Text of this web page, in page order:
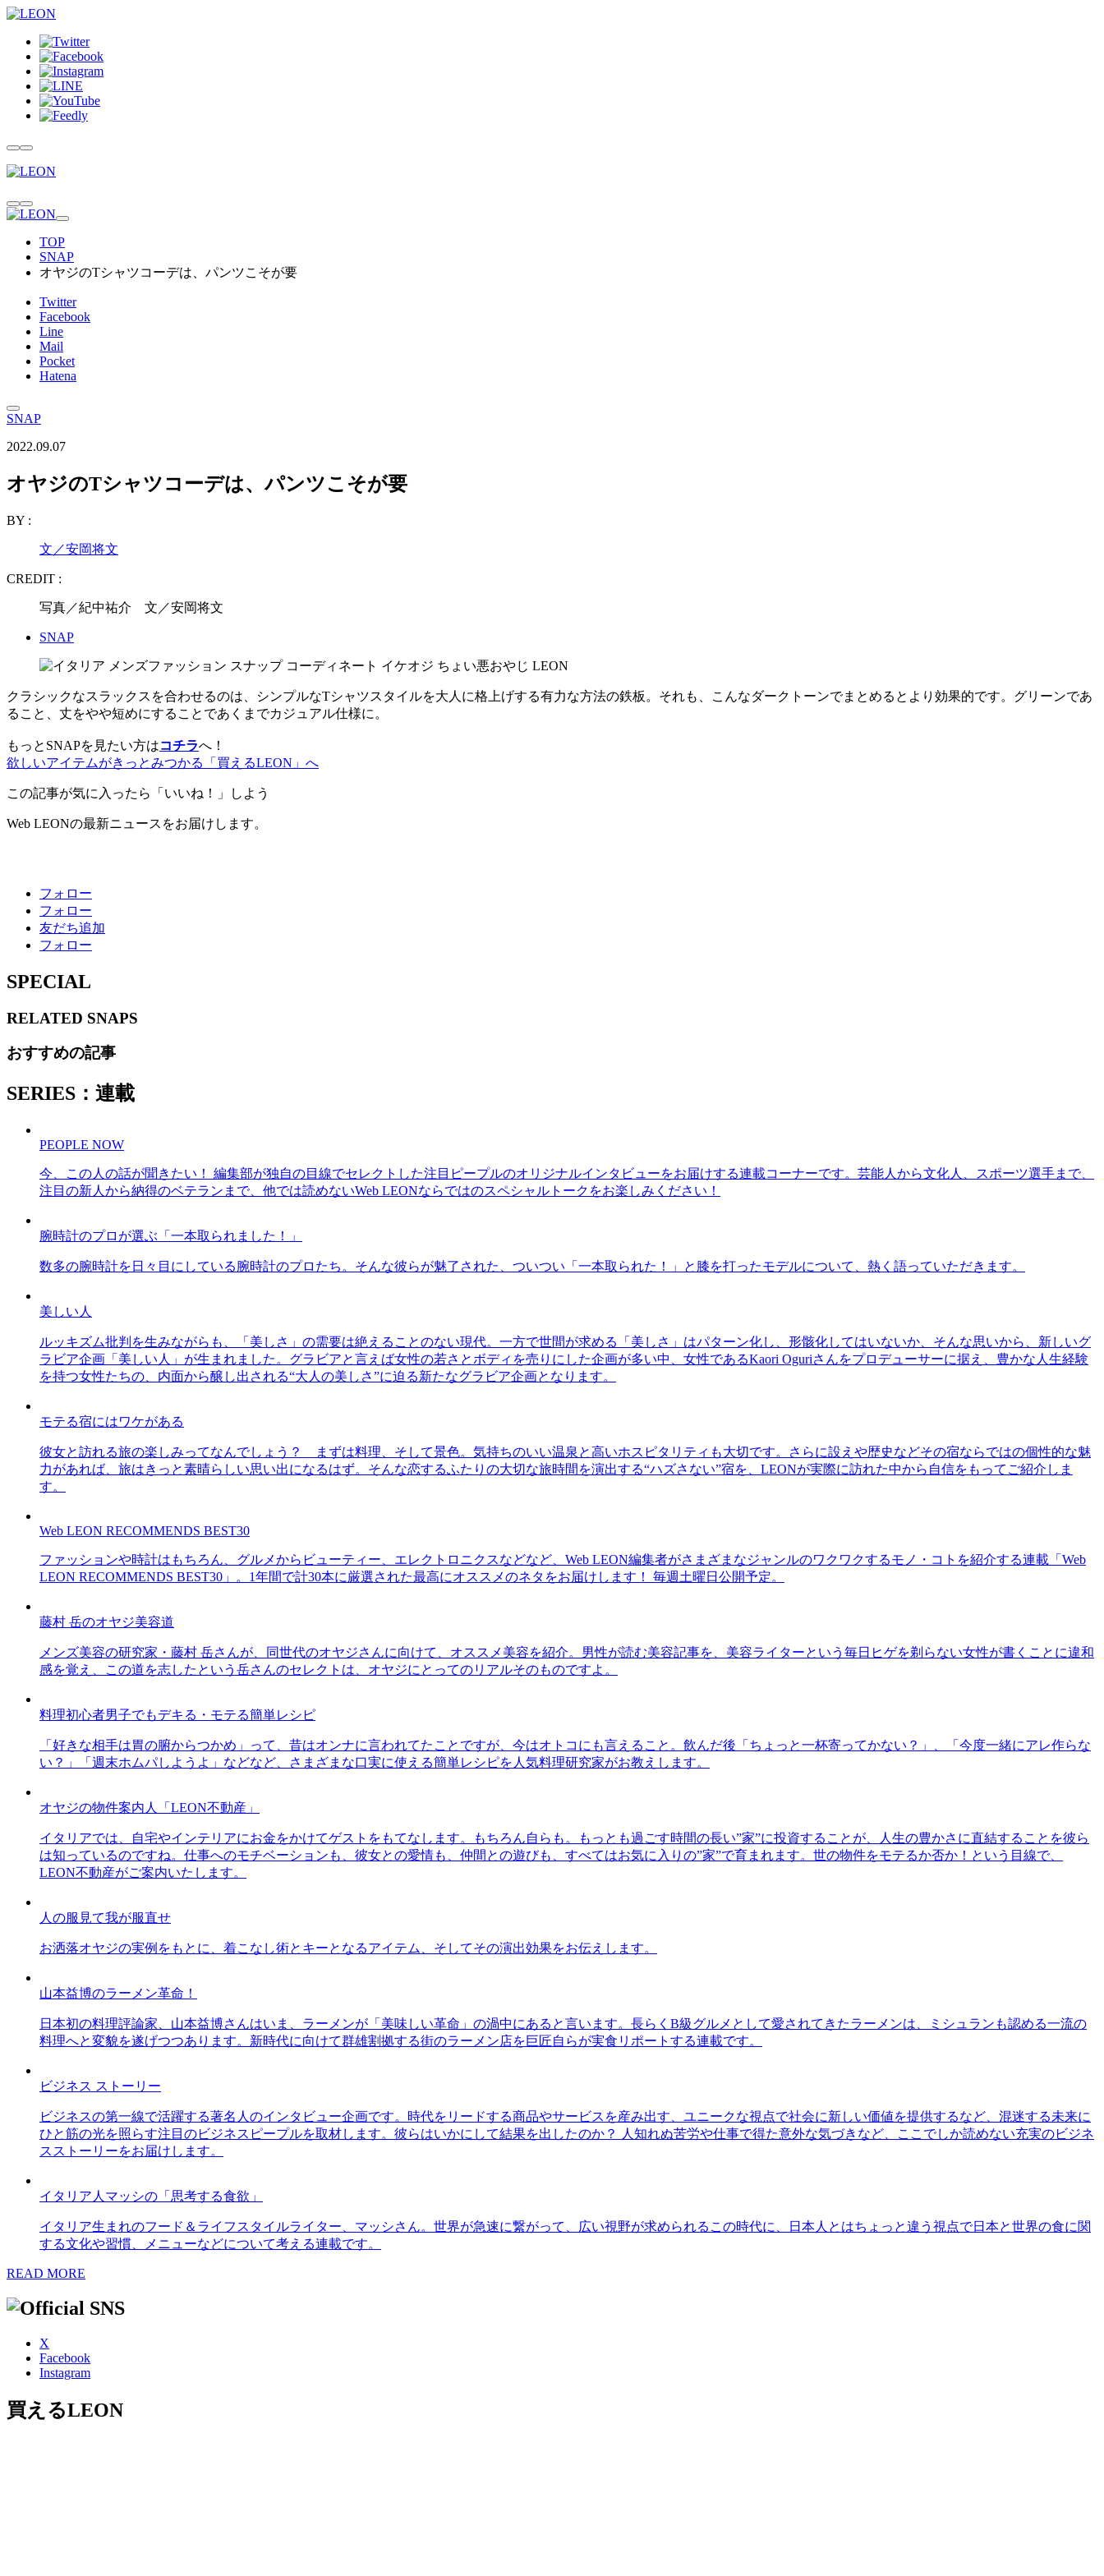
TOP
SNAP
オヤジのTシャツコーデは、パンツこそが要
Twitter
Facebook
Line
Mail
Pocket
Hatena
SNAP
2022.09.07
オヤジのTシャツコーデは、パンツこそが要
BY :
文／安岡将文
CREDIT :
写真／紀中祐介 文／安岡将文
SNAP
クラシックなスラックスを合わせるのは、シンプルなTシャツスタイルを大人に格上げする有力な方法の鉄板。それも、こんなダークトーンでまとめるとより効果的です。グリーンであ
ること、丈をやや短めにすることであくまでカジュアル仕様に。
もっとSNAPを見たい方はコチラへ！
欲しいアイテムがきっとみつかる「買えるLEON」へ
この記事が気に入ったら「いいね！」しよう
Web LEONの最新ニュースをお届けします。
フォロー
フォロー
友だち追加
フォロー
SPECIAL
RELATED SNAPS
おすすめの記事
SERIES：連載
PEOPLE NOW
今、この人の話が聞きたい！ 編集部が独自の目線でセレクトした注目ピープルのオリジナルインタビューをお届けする連載コーナーです。芸能人から文化人、スポーツ選手まで、
注目の新人から納得のベテランまで、他では読めないWeb LEONならではのスペシャルトークをお楽しみください！
腕時計のプロが選ぶ「一本取られました！」
数多の腕時計を日々目にしている腕時計のプロたち。そんな彼らが魅了された、ついつい「一本取られた！」と膝を打ったモデルについて、熱く語っていただきます。
美しい人
ルッキズム批判を生みながらも、「美しさ」の需要は絶えることのない現代。一方で世間が求める「美しさ」はパターン化し、形骸化してはいないか、そんな思いから、新しいグ
ラビア企画「美しい人」が生まれました。グラビアと言えば女性の若さとボディを売りにした企画が多い中、女性であるKaori Oguriさんをプロデューサーに据え、豊かな人生経験
を持つ女性たちの、内面から醸し出される“大人の美しさ”に迫る新たなグラビア企画となります。
モテる宿にはワケがある
彼女と訪れる旅の楽しみってなんでしょう？ まずは料理、そして景色。気持ちのいい温泉と高いホスピタリティも大切です。さらに設えや歴史などその宿ならではの個性的な魅
力があれば、旅はきっと素晴らしい思い出になるはず。そんな恋するふたりの大切な旅時間を演出する“ハズさない”宿を、LEONが実際に訪れた中から自信をもってご紹介しま
す。
Web LEON RECOMMENDS BEST30
ファッションや時計はもちろん、グルメからビューティー、エレクトロニクスなどなど、Web LEON編集者がさまざまなジャンルのワクワクするモノ・コトを紹介する連載「Web
LEON RECOMMENDS BEST30」。1年間で計30本に厳選された最高にオススメのネタをお届けします！ 毎週土曜日公開予定。
藤村 岳のオヤジ美容道
メンズ美容の研究家・藤村 岳さんが、同世代のオヤジさんに向けて、オススメ美容を紹介。男性が読む美容記事を、美容ライターという毎日ヒゲを剃らない女性が書くことに違和
感を覚え、この道を志したという岳さんのセレクトは、オヤジにとってのリアルそのものですよ。
料理初心者男子でもデキる・モテる簡単レシピ
「好きな相手は胃の腑からつかめ」って、昔はオンナに言われてたことですが、今はオトコにも言えること。飲んだ後「ちょっと一杯寄ってかない？」、「今度一緒にアレ作らな
い？」「週末ホムパしようよ」などなど、さまざまな口実に使える簡単レシピを人気料理研究家がお教えします。
オヤジの物件案内人「LEON不動産」
イタリアでは、自宅やインテリアにお金をかけてゲストをもてなします。もちろん自らも。もっとも過ごす時間の長い”家”に投資することが、人生の豊かさに直結することを彼ら
は知っているのですね。仕事へのモチベーションも、彼女との愛情も、仲間との遊びも、すべてはお気に入りの”家”で育まれます。世の物件をモテるか否か！という目線で、
LEON不動産がご案内いたします。
人の服見て我が服直せ
お洒落オヤジの実例をもとに、着こなし術とキーとなるアイテム、そしてその演出効果をお伝えします。
山本益博のラーメン革命！
日本初の料理評論家、山本益博さんはいま、ラーメンが「美味しい革命」の渦中にあると言います。長らくB級グルメとして愛されてきたラーメンは、ミシュランも認める一流の
料理へと変貌を遂げつつあります。新時代に向けて群雄割拠する街のラーメン店を巨匠自らが実食リポートする連載です。
ビジネス ストーリー
ビジネスの第一線で活躍する著名人のインタビュー企画です。時代をリードする商品やサービスを産み出す、ユニークな視点で社会に新しい価値を提供するなど、混迷する未来に
ひと筋の光を照らす注目のビジネスピープルを取材します。彼らはいかにして結果を出したのか？ 人知れぬ苦労や仕事で得た意外な気づきなど、ここでしか読めない充実のビジネ
スストーリーをお届けします。
イタリア人マッシの「思考する食欲」
イタリア生まれのフード＆ライフスタイルライター、マッシさん。世界が急速に繋がって、広い視野が求められるこの時代に、日本人とはちょっと違う視点で日本と世界の食に関
する文化や習慣、メニューなどについて考える連載です。
READ MORE
X
Facebook
Instagram
買えるLEON